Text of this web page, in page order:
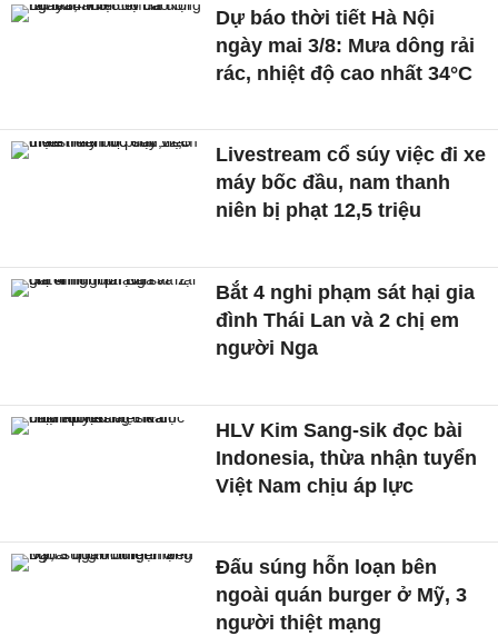
Dự báo thời tiết Hà Nội
ngày mai 3/8: Mưa dông rải
rác, nhiệt độ cao nhất 34°C
Livestream cổ súy việc đi xe
máy bốc đầu, nam thanh
niên bị phạt 12,5 triệu
Bắt 4 nghi phạm sát hại gia
đình Thái Lan và 2 chị em
người Nga
HLV Kim Sang-sik đọc bài
Indonesia, thừa nhận tuyển
Việt Nam chịu áp lực
Đấu súng hỗn loạn bên
ngoài quán burger ở Mỹ, 3
người thiệt mạng